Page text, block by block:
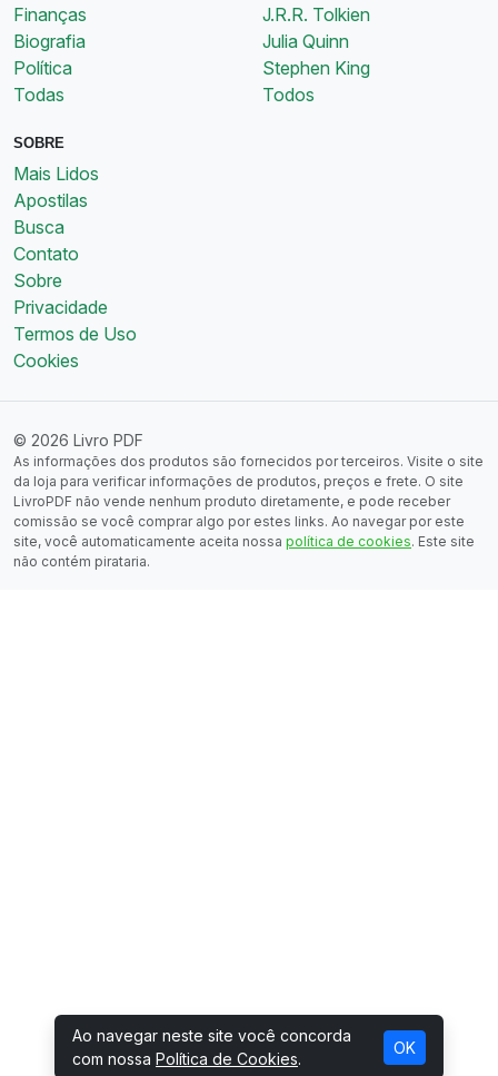
Finanças
Biografia
Política
Todas
J.R.R. Tolkien
Julia Quinn
Stephen King
Todos
SOBRE
Mais Lidos
Apostilas
Busca
Contato
Sobre
Privacidade
Termos de Uso
Cookies
© 2026 Livro PDF
As informações dos produtos são fornecidos por terceiros. Visite o site
da loja para verificar informações de produtos, preços e frete. O site
LivroPDF não vende nenhum produto diretamente, e pode receber
comissão se você comprar algo por estes links. Ao navegar por este
site, você automaticamente aceita nossa política de cookies. Este site
não contém pirataria.
Ao navegar neste site você concorda
com nossa Política de Cookies.
OK